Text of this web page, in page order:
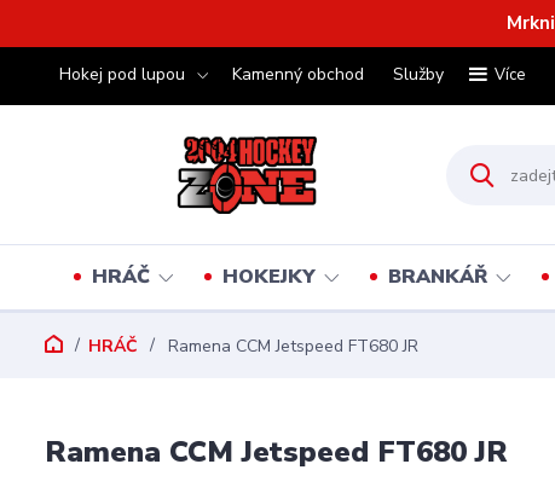
Hokej pod lupou Kamenný obchod Služby Více
HRÁČ HOKEJKY BRANKÁŘ
HRÁČ Ramena CCM Jetspeed FT680 JR
Ramena CCM Jetspeed FT680 JR